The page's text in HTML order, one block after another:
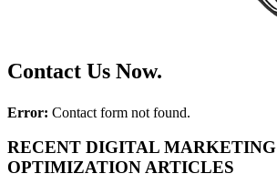
Contact Us Now.
Error: Contact form not found.
RECENT DIGITAL MARKETING
OPTIMIZATION ARTICLES